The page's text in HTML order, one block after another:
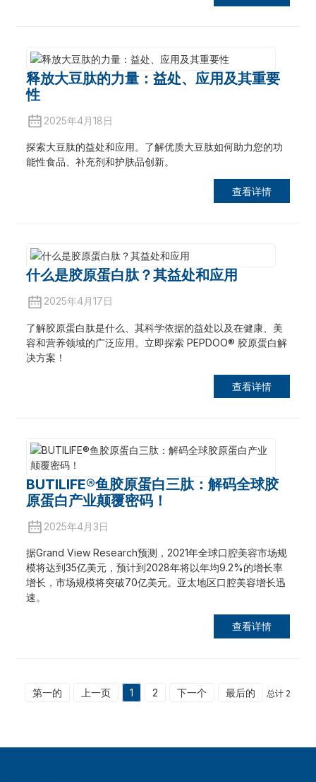
释放大豆肽的力量：益处、应用及其重要
性
2025年4月18日
探索大豆肽的益处和应用。了解优质大豆肽如何助力您的功
能性食品、补充剂和护肤品创新。
查看详情
什么是胶原蛋白肽？其益处和应用
2025年4月17日
了解胶原蛋白肽是什么、其科学依据的益处以及在健康、美
容和营养领域的广泛应用。立即探索 PEPDOO® 胶原蛋白解
决方案！
查看详情
BUTILIFE®鱼胶原蛋白三肽：解码全球胶
原蛋白产业颠覆密码！
2025年4月3日
据Grand View Research预测，2021年全球口腔美容市场规
模将达到35亿美元，预计到2028年将以年均9.2%的增长率
增长，市场规模将突破70亿美元。亚太地区口腔美容增长迅
速。
查看详情
第一的 上一页 1 2 下一个 最后的 总计 2